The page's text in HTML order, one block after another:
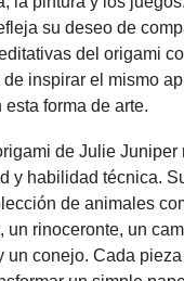
su deseo de
del origami
inspirar el mismo
forma de arte.
de Julie Juniper
y habilidad técnica.
de animales
un rinoceronte, un
un conejo. Cada